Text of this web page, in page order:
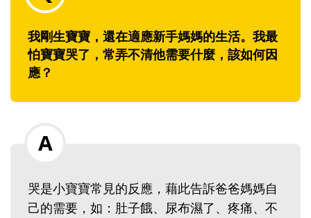
我剛生寶寶，還在適應新手媽媽的生活。我最
怕寶寶哭了，常弄不清他需要什麼，該如何因
應？
哭是小寶寶常見的反應，藉此告訴爸爸媽媽自
己的需要，如：肚子餓、尿布濕了、疼痛、不